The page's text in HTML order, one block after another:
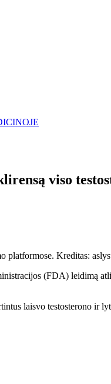
viso
platformose. Kreditas:
(FDA) leidimą
laisvo testosterono ir